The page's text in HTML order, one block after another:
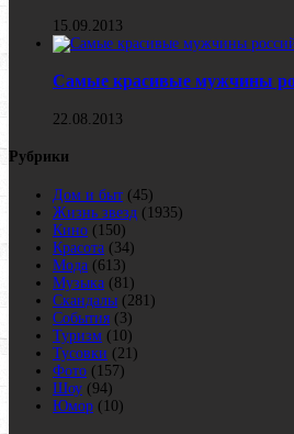
15.09.2013
Самые красивые мужчины
22.08.2013
Рубрики
Дом и быт (45)
Жизнь звезд (1935)
Кино (150)
Красота (34)
Мода (613)
Музыка (81)
Скандалы (281)
События (3)
Туризм (10)
Тусовки (21)
Фото (157)
Шоу (94)
Юмор (10)